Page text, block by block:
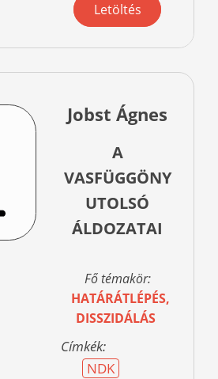
Letöltés
Jobst Ágnes
A
VASFÜGGÖNY
UTOLSÓ
ÁLDOZATAI
Fő témakör:
HATÁRÁTLÉPÉS,
DISSZIDÁLÁS
Címkék:
NDK